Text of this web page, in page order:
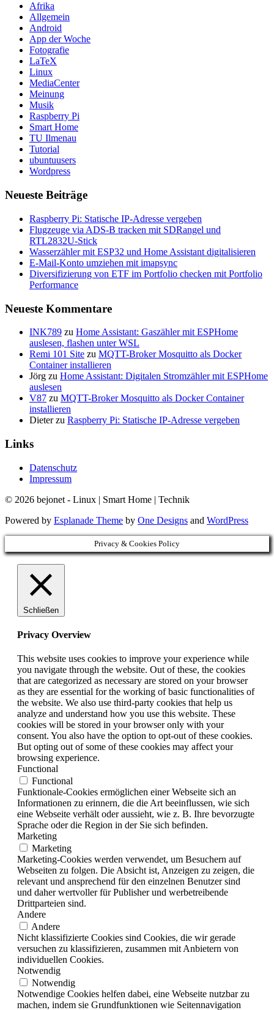
Afrika
Allgemein
Android
App der Woche
Fotografie
LaTeX
Linux
MediaCenter
Meinung
Musik
Raspberry Pi
Smart Home
TU Ilmenau
Tutorial
ubuntuusers
Wordpress
Neueste Beiträge
Raspberry Pi: Statische IP-Adresse vergeben
Flugzeuge via ADS-B tracken mit SDRangel und
RTL2832U-Stick
Wasserzähler mit ESP32 und Home Assistant digitalisieren
E-Mail-Konto umziehen mit imapsync
Diversifizierung von ETF im Portfolio checken mit Portfolio
Performance
Neueste Kommentare
INK789 zu Home Assistant: Gaszähler mit ESPHome
auslesen, flashen unter WSL
Remi 101 Site zu MQTT-Broker Mosquitto als Docker
Container installieren
Jörg zu Home Assistant: Digitalen Stromzähler mit ESPHome
auslesen
V87 zu MQTT-Broker Mosquitto als Docker Container
installieren
Dieterzu Raspberry Pi: Statische IP-Adresse vergeben
Links
Datenschutz
Impressum
© 2026 bejonet - Linux | Smart Home | Technik
Powered by Esplanade Theme by One Designs and WordPress
Privacy & Cookies Policy
Schließen
Privacy Overview
This website uses cookies to improve your experience while
you navigate through the website. Out of these, the cookies
that are categorized as necessary are stored on your browser
as they are essential for the working of basic functionalities of
the website. We also use third-party cookies that help us
analyze and understand how you use this website. These
cookies will be stored in your browser only with your
consent. You also have the option to opt-out of these cookies.
But opting out of some of these cookies may affect your
browsing experience.
Functional
Functional
Funktionale-Cookies ermöglichen einer Webseite sich an
Informationen zu erinnern, die die Art beeinflussen, wie sich
eine Webseite verhält oder aussieht, wie z. B. Ihre bevorzugte
Sprache oder die Region in der Sie sich befinden.
Marketing
Marketing
Marketing-Cookies werden verwendet, um Besuchern auf
Webseiten zu folgen. Die Absicht ist, Anzeigen zu zeigen, die
relevant und ansprechend für den einzelnen Benutzer sind
und daher wertvoller für Publisher und werbetreibende
Drittparteien sind.
Andere
Andere
Nicht klassifizierte Cookies sind Cookies, die wir gerade
versuchen zu klassifizieren, zusammen mit Anbietern von
individuellen Cookies.
Notwendig
Notwendig
Notwendige Cookies helfen dabei, eine Webseite nutzbar zu
machen, indem sie Grundfunktionen wie Seitennavigation